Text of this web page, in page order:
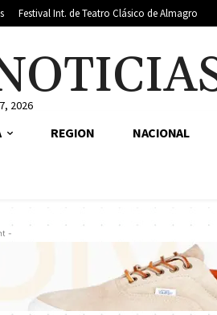
Festival Int. de Teatro Clásico de Almagro
2026
REGION NACIONAL
-